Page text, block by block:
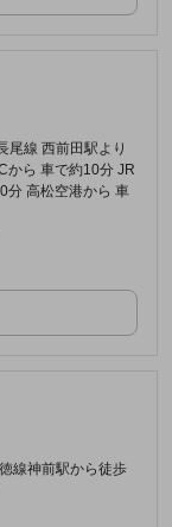
尾線 西前田駅より
から 車で約10分 JR
分 高松空港から 車
線神前駅から徒歩